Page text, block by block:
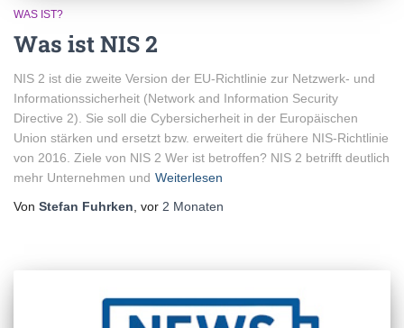
WAS IST?
Was ist NIS 2
NIS 2 ist die zweite Version der EU-Richtlinie zur Netzwerk- und
Informationssicherheit (Network and Information Security
Directive 2). Sie soll die Cybersicherheit in der Europäischen
Union stärken und ersetzt bzw. erweitert die frühere NIS-Richtlinie
von 2016. Ziele von NIS 2 Wer ist betroffen? NIS 2 betrifft deutlich
mehr Unternehmen und Weiterlesen
Von Stefan Fuhrken, vor 2 Monaten